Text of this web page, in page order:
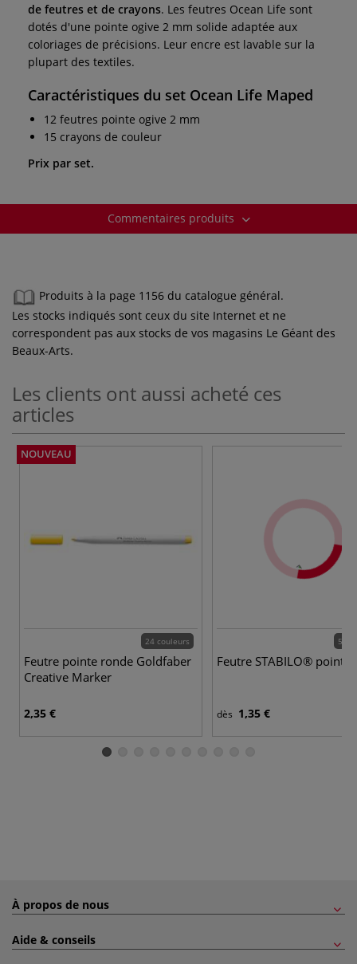
de feutres et de crayons. Les feutres Ocean Life sont
dotés d'une pointe ogive 2 mm solide adaptée aux
coloriages de précisions. Leur encre est lavable sur la
plupart des textiles.
Caractéristiques du set Ocean Life Maped
12 feutres pointe ogive 2 mm
15 crayons de couleur
Prix par set.
Commentaires produits
Produits à la page 1156 du catalogue général.
Les stocks indiqués sont ceux du site Internet et ne
correspondent pas aux stocks de vos magasins Le Géant des
Beaux-Arts.
Les clients ont aussi acheté ces
articles
NOUVEAU
24 couleurs
Feutre pointe ronde Goldfaber
Creative Marker
2,35 €
59
Feutre STABILO® point
dès 1,35 €
À propos de nous
Aide & conseils